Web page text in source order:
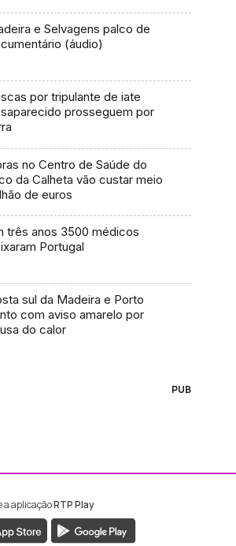
e Selvagens palco de
(áudio)
por tripulante de iate
prosseguem por
no Centro de Saúde do
da Calheta vão custar meio
de euros
três anos 3500 médicos
Portugal
sul da Madeira e Porto
com aviso amarelo por
do calor
PUB
Madeira
Madeira
a aplicaçãoRTP Play